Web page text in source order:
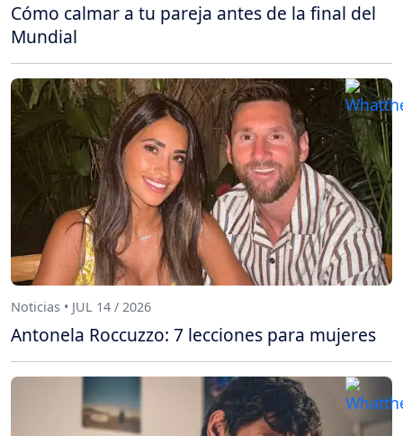
Cómo calmar a tu pareja antes de la final del
Mundial
Noticias • JUL 14 / 2026
Antonela Roccuzzo: 7 lecciones para mujeres